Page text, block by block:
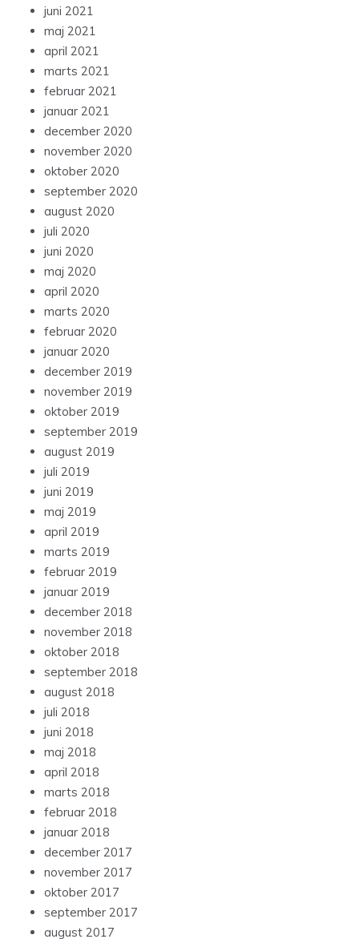
juni 2021
maj 2021
april 2021
marts 2021
februar 2021
januar 2021
december 2020
november 2020
oktober 2020
september 2020
august 2020
juli 2020
juni 2020
maj 2020
april 2020
marts 2020
februar 2020
januar 2020
december 2019
november 2019
oktober 2019
september 2019
august 2019
juli 2019
juni 2019
maj 2019
april 2019
marts 2019
februar 2019
januar 2019
december 2018
november 2018
oktober 2018
september 2018
august 2018
juli 2018
juni 2018
maj 2018
april 2018
marts 2018
februar 2018
januar 2018
december 2017
november 2017
oktober 2017
september 2017
august 2017